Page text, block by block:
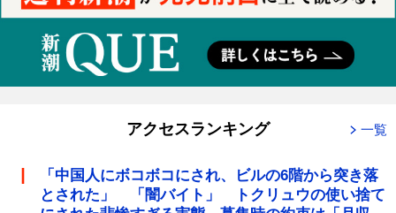
アクセスランキング 一覧
「中国人にボコボコにされ、ビルの6階から突き落
とされた」 「闇バイト」 トクリュウの使い捨て